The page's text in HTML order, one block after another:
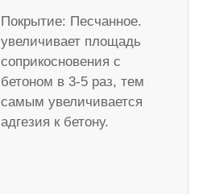
Покрытие: Песчанное.
увеличивает площадь
соприкосновения с
бетоном в 3-5 раз, тем
самым увеличивается
адгезия к бетону.